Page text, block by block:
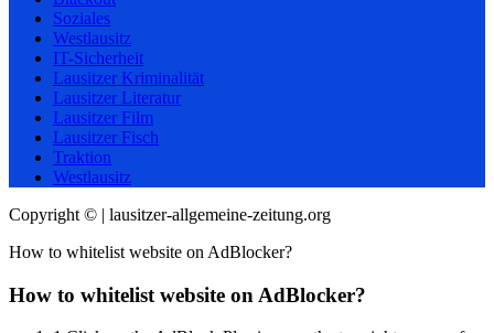
Soziales
Westlausitz
IT-Sicherheit
Lausitzer Kriminalität
Lausitzer Literatur
Lausitzer Film
Lausitzer Fisch
Traktion
Westlausitz
Copyright © | lausitzer-allgemeine-zeitung.org
How to whitelist website on AdBlocker?
How to whitelist website on AdBlocker?